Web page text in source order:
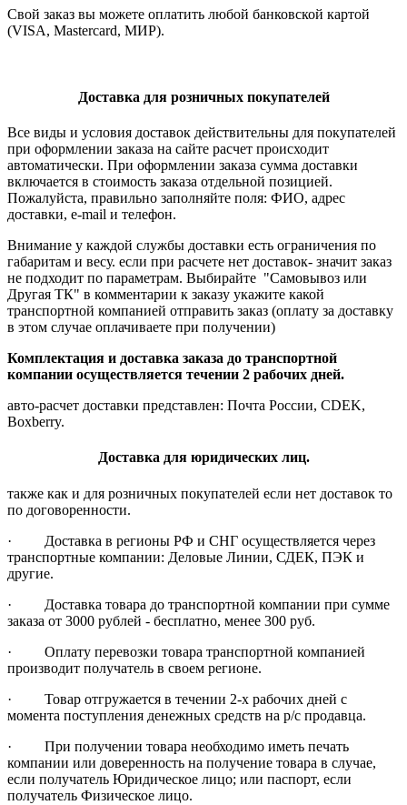
Свой заказ вы можете оплатить любой банковской картой
(VISA, Mastercard, МИР).
Доставка для розничных покупателей
Все виды и условия доставок действительны для покупателей
при оформлении заказа на сайте расчет происходит
автоматически. При оформлении заказа сумма доставки
включается в стоимость заказа отдельной позицией.
Пожалуйста, правильно заполняйте поля: ФИО, адрес
доставки, e-mail и телефон.
Внимание у каждой службы доставки есть ограничения по
габаритам и весу. если при расчете нет доставок- значит заказ
не подходит по параметрам. Выбирайте "Самовывоз или
Другая ТК" в комментарии к заказу укажите какой
транспортной компанией отправить заказ (оплату за доставку
в этом случае оплачиваете при получении)
Комплектация и доставка заказа до транспортной
компании осуществляется течении 2 рабочих дней.
авто-расчет доставки представлен: Почта России, CDEK,
Boxberry.
Доставка для юридических лиц.
также как и для розничных покупателей если нет доставок то
по договоренности.
· Доставка в регионы РФ и СНГ осуществляется через
транспортные компании: Деловые Линии, СДЕК, ПЭК и
другие.
· Доставка товара до транспортной компании при сумме
заказа от 3000 рублей - бесплатно, менее 300 руб.
· Оплату перевозки товара транспортной компанией
производит получатель в своем регионе.
· Товар отгружается в течении 2-х рабочих дней с
момента поступления денежных средств на р/с продавца.
· При получении товара необходимо иметь печать
компании или доверенность на получение товара в случае,
если получатель Юридическое лицо; или паспорт, если
получатель Физическое лицо.